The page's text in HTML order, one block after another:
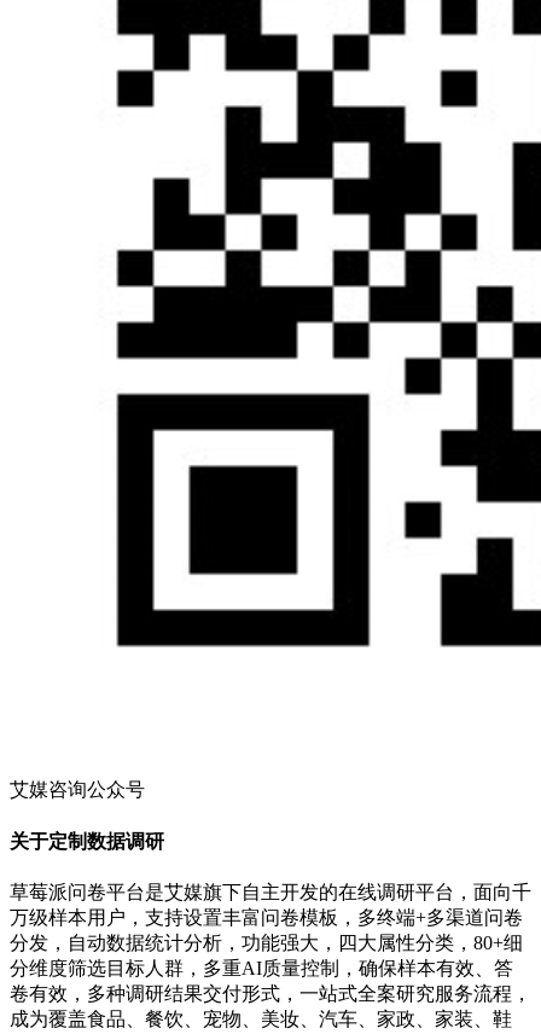
艾媒咨询公众号
关于定制数据调研
草莓派问卷平台是艾媒旗下自主开发的在线调研平台，面向千
万级样本用户，支持设置丰富问卷模板，多终端+多渠道问卷
分发，自动数据统计分析，功能强大，四大属性分类，80+细
分维度筛选目标人群，多重AI质量控制，确保样本有效、答
卷有效，多种调研结果交付形式，一站式全案研究服务流程，
成为覆盖食品、餐饮、宠物、美妆、汽车、家政、家装、鞋